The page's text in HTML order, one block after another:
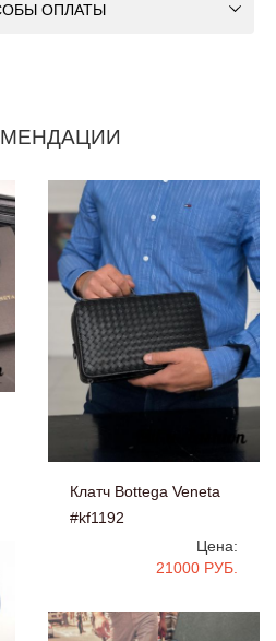
ОПЛАТЫ
Клатч Bottega Veneta
#kf1192
Цена:
21000 РУБ.